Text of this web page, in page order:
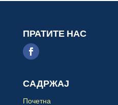
ПРАТИТЕ НАС
САДРЖАЈ
Почетна